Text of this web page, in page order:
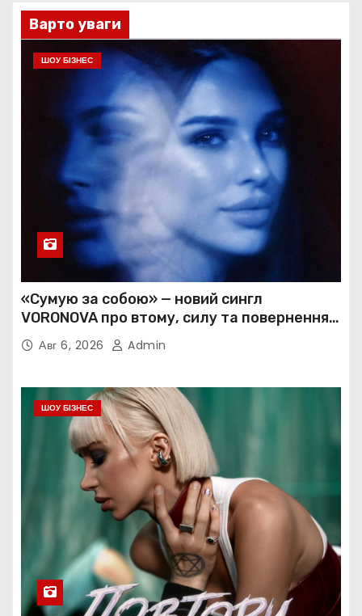
Варто уваги
ШОУ БІЗНЕС
«Сумую за собою» — новий сингл
VORONOVA про втому, силу та повернення
до себе
Авг 6, 2026 Admin
ШОУ БІЗНЕС